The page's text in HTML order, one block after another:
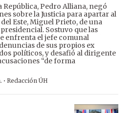
República, Pedro Alliana, negó
sobre la Justicia para apartar al
Este, Miguel Prieto, de una
Sostuvo que las
enfrenta el jefe comunal
de sus propios ex
políticos, y desafió al dirigente
“de forma
· Redacción ÚH